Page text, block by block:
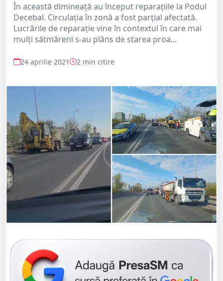
În această dimineață au început reparațiile la Podul
Decebal. Circulația în zonă a fost parțial afectată.
Lucrările de reparație vine în contextul în care mai
mulți sătmăreni s-au plâns de starea proa...
24 aprilie 2021 2 min citire